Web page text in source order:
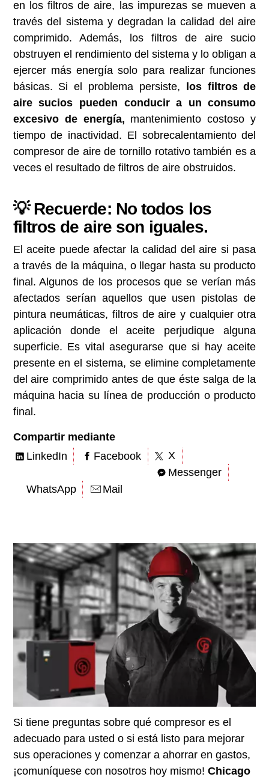
en los filtros de aire, las impurezas se mueven a
través del sistema y degradan la calidad del aire
comprimido. Además, los filtros de aire sucio
obstruyen el rendimiento del sistema y lo obligan a
ejercer más energía solo para realizar funciones
básicas. Si el problema persiste, los filtros de
aire sucios pueden conducir a un consumo
excesivo de energía, mantenimiento costoso y
tiempo de inactividad. El sobrecalentamiento del
compresor de aire de tornillo rotativo también es a
veces el resultado de filtros de aire obstruidos.
💡 Recuerde: No todos los
filtros de aire son iguales.
El aceite puede afectar la calidad del aire si pasa
a través de la máquina, o llegar hasta su producto
final. Algunos de los procesos que se verían más
afectados serían aquellos que usen pistolas de
pintura neumáticas, filtros de aire y cualquier otra
aplicación donde el aceite perjudique alguna
superficie. Es vital asegurarse que si hay aceite
presente en el sistema, se elimine completamente
del aire comprimido antes de que éste salga de la
máquina hacia su línea de producción o producto
final.
Compartir mediante
LinkedIn
Facebook
X
Messenger
WhatsApp
Mail
Si tiene preguntas sobre qué compresor es el
adecuado para usted o si está listo para mejorar
sus operaciones y comenzar a ahorrar en gastos,
¡comuníquese con nosotros hoy mismo! Chicago